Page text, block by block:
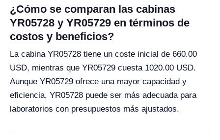
¿Cómo se comparan las cabinas
YR05728 y YR05729 en términos de
costos y beneficios?
La cabina YR05728 tiene un coste inicial de 660.00
USD, mientras que YR05729 cuesta 1020.00 USD.
Aunque YR05729 ofrece una mayor capacidad y
eficiencia, YR05728 puede ser más adecuada para
laboratorios con presupuestos más ajustados.